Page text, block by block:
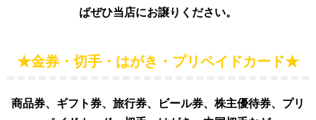
ばぜひ当店にお譲りください。
★金券・切手・はがき・プリペイドカード★
商品券、ギフト券、旅行券、ビール券、株主優待券、プリ